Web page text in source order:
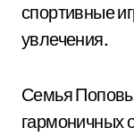
спортивные
увлечения.
Семья
гармоничных